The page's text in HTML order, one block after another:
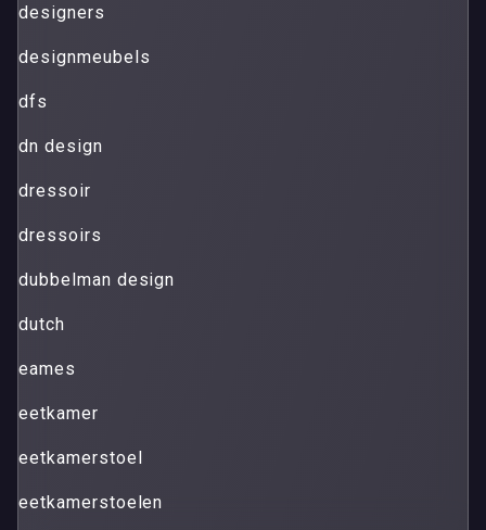
designers
designmeubels
dfs
dn design
dressoir
dressoirs
dubbelman design
dutch
eames
eetkamer
eetkamerstoel
eetkamerstoelen